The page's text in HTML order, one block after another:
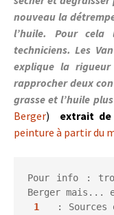
nouveau la
l’huile. Pour
techniciens. Les
explique la
rapprocher deux
grasse et l’huile
Berger) extrait
peinture à partir du
Pour info :
Berger mais...
1 : Sources